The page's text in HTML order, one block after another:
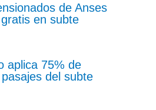
de Anses
en subte
aplica 75% de
del subte